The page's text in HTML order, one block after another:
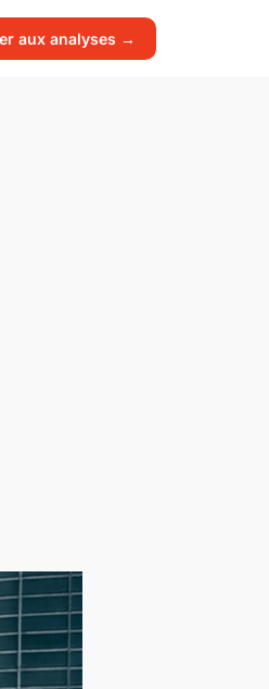
aux analyses →